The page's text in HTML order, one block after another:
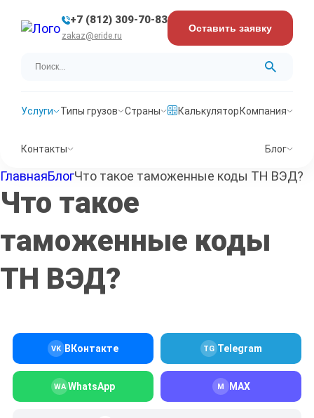
+7 (812) 309-70-83
zakaz@eride.ru
Оставить заявку
Услуги Типы грузов Страны Калькулятор Компания
Контакты Блог
ГлавнаяБлогЧто такое таможенные коды ТН ВЭД?
Что такое
таможенные коды
ТН ВЭД?
VK ВКонтакте TG Telegram
WA WhatsApp M MAX